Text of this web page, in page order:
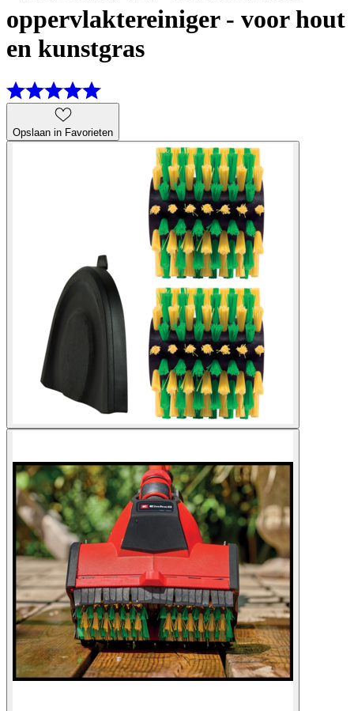
oppervlaktereiniger - voor hout
en kunstgras
Opslaan in Favorieten